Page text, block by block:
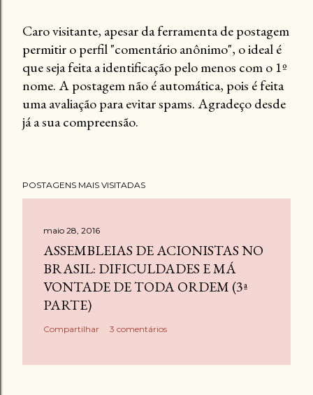
P
o
s
t
a
c
Caro visitante, apesar da ferramenta de postagem
permitir o perfil "comentário anônimo", o ideal é
que seja feita a identificação pelo menos com o 1º
nome. A postagem não é automática, pois é feita
uma avaliação para evitar spams. Agradeço desde
já a sua compreensão.
POSTAGENS MAIS VISITADAS
maio 28, 2016
ASSEMBLEIAS DE ACIONISTAS NO
BRASIL: DIFICULDADES E MÁ
VONTADE DE TODA ORDEM (3ª
PARTE)
Compartilhar 3 comentários